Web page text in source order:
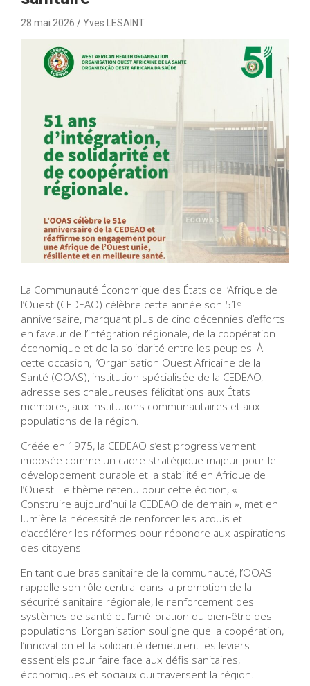
28 mai 2026 Yves LESAINT
La Communauté Économique des États de l’Afrique de
l’Ouest (CEDEAO) célèbre cette année son 51ᵉ
anniversaire, marquant plus de cinq décennies d’efforts
en faveur de l’intégration régionale, de la coopération
économique et de la solidarité entre les peuples. À
cette occasion, l’Organisation Ouest Africaine de la
Santé (OOAS), institution spécialisée de la CEDEAO,
adresse ses chaleureuses félicitations aux États
membres, aux institutions communautaires et aux
populations de la région.
Créée en 1975, la CEDEAO s’est progressivement
imposée comme un cadre stratégique majeur pour le
développement durable et la stabilité en Afrique de
l’Ouest. Le thème retenu pour cette édition, «
Construire aujourd’hui la CEDEAO de demain », met en
lumière la nécessité de renforcer les acquis et
d’accélérer les réformes pour répondre aux aspirations
des citoyens.
En tant que bras sanitaire de la communauté, l’OOAS
rappelle son rôle central dans la promotion de la
sécurité sanitaire régionale, le renforcement des
systèmes de santé et l’amélioration du bien‑être des
populations. L’organisation souligne que la coopération,
l’innovation et la solidarité demeurent les leviers
essentiels pour faire face aux défis sanitaires,
économiques et sociaux qui traversent la région.